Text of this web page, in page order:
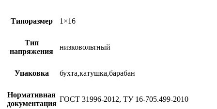
Типоразмер 1×16
Тип
напряжения
низковольтный
Упаковка бухта,катушка,барабан
Нормативная
документация
ГОСТ 31996-2012, ТУ 16-705.499-2010